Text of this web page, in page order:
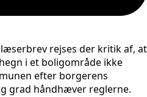
rejses der kritik af, at
i et boligområde ikke
efter borgerens
grad håndhæver reglerne.